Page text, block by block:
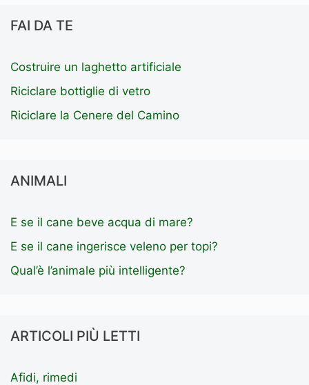
FAI DA TE
Costruire un laghetto artificiale
Riciclare bottiglie di vetro
Riciclare la Cenere del Camino
ANIMALI
E se il cane beve acqua di mare?
E se il cane ingerisce veleno per topi?
Qual’è l’animale più intelligente?
ARTICOLI PIÙ LETTI
Afidi, rimedi